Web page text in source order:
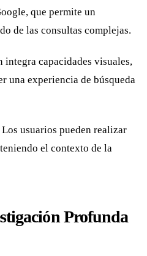
que permite un
de las consultas complejas.
integra capacidades visuales,
una experiencia de búsqueda
Los usuarios pueden realizar
el contexto de la
Profunda